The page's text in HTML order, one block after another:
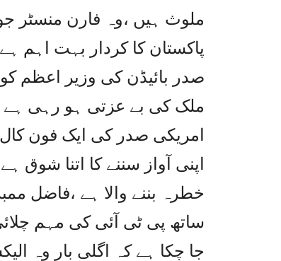
ملوث ہیں ،وہ فارن منسٹر جو
پاکستان کا کردار بہت اہم
صدر بائیڈن کی وزیر اعظم کو
ملک کی بے عزتی ہو رہی ہے
امریکی صدر کی ایک فون
اپنی آواز سننے کا اتنا
خطرہ بننے والا ہے ،فاضل
ساتھ پی ٹی آئی کی مہم
جا چکا ہے کہ اگلی بار وہ